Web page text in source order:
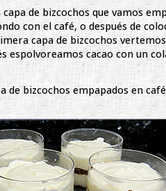
de bizcochos que vamos
con el café, o después de
capa de bizcochos
espolvoreamos cacao con un
de bizcochos empapados en